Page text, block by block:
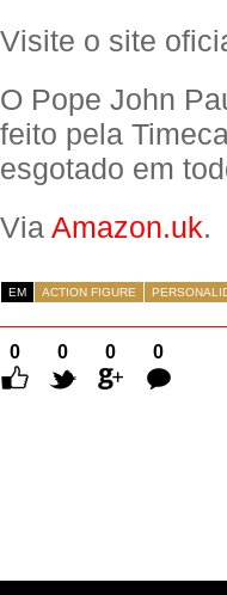
Visite o site
O Pope John
feito pela
esgotado em
Via Amazon.uk.
EM ACTION FIGURE
0 0 0
0